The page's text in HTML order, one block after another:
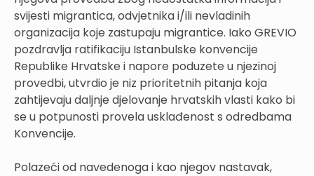
svijesti migrantica, odvjetnika i/ili nevladinih
organizacija koje zastupaju migrantice. Iako GREVIO
pozdravlja ratifikaciju Istanbulske konvencije
Republike Hrvatske i napore poduzete u njezinoj
provedbi, utvrdio je niz prioritetnih pitanja koja
zahtijevaju daljnje djelovanje hrvatskih vlasti kako bi
se u potpunosti provela usklađenost s odredbama
Konvencije.
Polazeći od navedenoga i kao njegov nastavak,